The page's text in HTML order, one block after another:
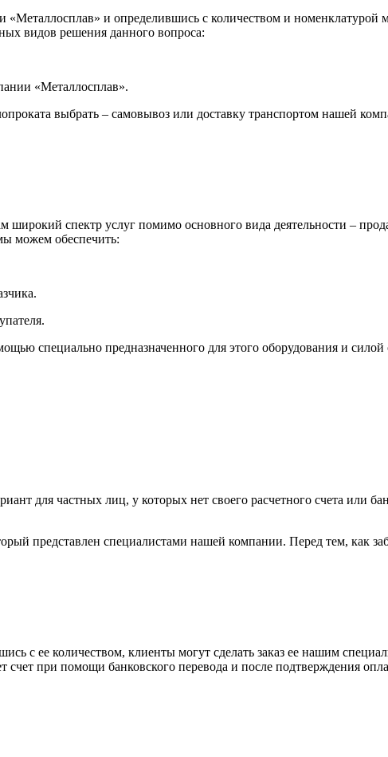
и определившись с количеством и номенклатурой
видов решения данного вопроса:
«Металлосплав».
выбрать – самовывоз или доставку транспортом нашей
широкий спектр услуг помимо основного вида деятельности –
можем обеспечить:
специально предназначенного для этого оборудования и
для частных лиц, у которых нет своего расчетного счета или
представлен специалистами нашей компании. Перед тем, как
с ее количеством, клиенты могут сделать заказ ее нашим
счет при помощи банковского перевода и после подтверждения